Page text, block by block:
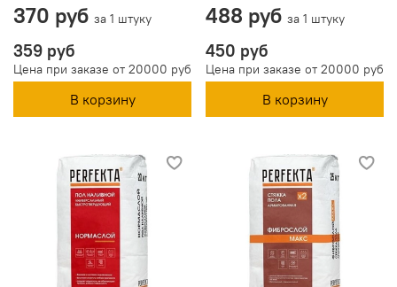
370 руб за 1 штуку
359 руб
Цена при заказе от 20000 руб
В корзину
488 руб за 1 штуку
450 руб
Цена при заказе от 20000 руб
В корзину